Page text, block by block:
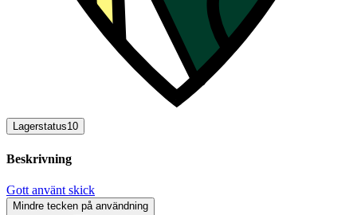
Lagerstatus10
Beskrivning
Gott använt skick
Mindre tecken på användning